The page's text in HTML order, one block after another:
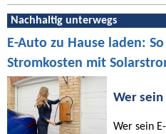
Nachhaltig unterwegs
E-Auto zu Hause laden:
Stromkosten mit
Wer sein
Wer sein